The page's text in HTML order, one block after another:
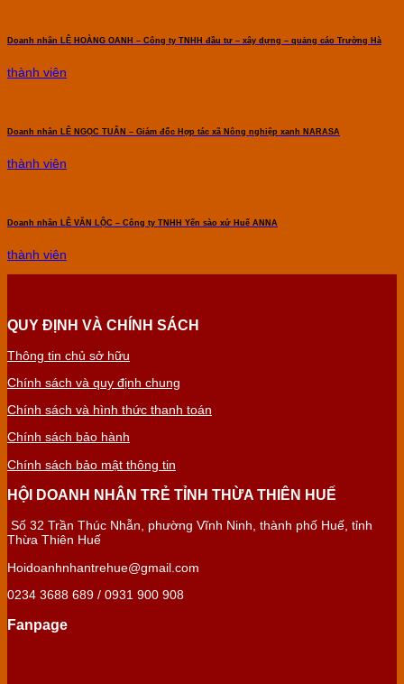
Doanh nhân LÊ HOÀNG OANH – Công ty TNHH đầu tư – xây dựng – quảng cáo Trường Hà
thành viên
Doanh nhân LÊ NGỌC TUÂN – Giám đốc Hợp tác xã Nông nghiệp xanh NARASA
thành viên
Doanh nhân LÊ VĂN LỘC – Công ty TNHH Yến sào xứ Huế ANNA
thành viên
QUY ĐỊNH VÀ CHÍNH SÁCH
Thông tin chủ sở hữu
Chính sách và quy định chung
Chính sách và hình thức thanh toán
Chính sách bảo hành
Chính sách bảo mật thông tin
HỘI DOANH NHÂN TRẺ TỈNH THỪA THIÊN HUẾ
Số 32 Trần Thúc Nhẫn, phường Vĩnh Ninh, thành phố Huế, tỉnh
Thừa Thiên Huế
Hoidoanhnhantrehue@gmail.com
0234 3688 689 / 0931 900 908
Fanpage